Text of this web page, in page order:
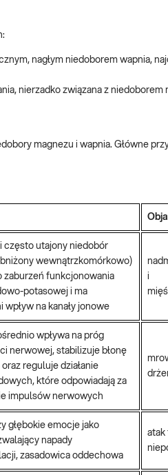
nagłym niedoborem wapnia,
nierzadko związana z niedoborem
magnezu i wapnia. Główne
często utajony niedobór
wewnątrzkomórkowo)
zaburzeń funkcjonowania
potasowej i ma
wpływ na kanały jonowe
i
wpływa na próg
nerwowej, stabilizuje błonę
reguluje działanie
które odpowiadają za
impulsów nerwowych
głębokie emocje jako
napady
zasadowica oddechowa
atak